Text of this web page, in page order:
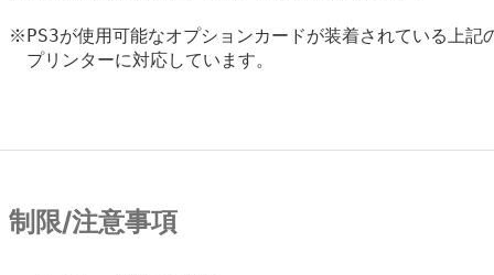
※PS3が使用可能なオプションカードが装着されている上記
プリンターに対応しています。
制限/注意事項